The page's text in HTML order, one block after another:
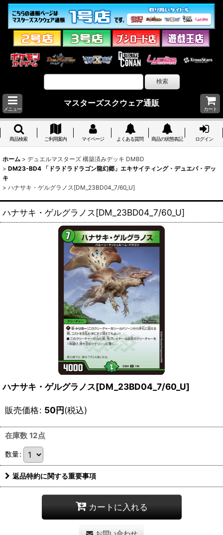
メニュー
マスターズスクウェア通販
カート
商品検索 ご利用案内 マイページ よくある質問 商品の状態表記 ログイン
ホーム > デュエルマスターズ 構築済みデッキ DMBD
> DM23-BD4 「ドラドラドラゴン龍幻郷」エキサイティング・デュエパ・デッ
キ
> ハナサキ・ゲルグラノス[DM_23BD04_7/60_U]
ハナサキ・ゲルグラノス[DM_23BD04_7/60_U]
ハナサキ・ゲルグラノス[DM_23BD04_7/60_U]
販売価格: 50円(税込)
在庫数 12点
数量:
返品特約に関する重要事項
カートに入れる
お問い合わせ